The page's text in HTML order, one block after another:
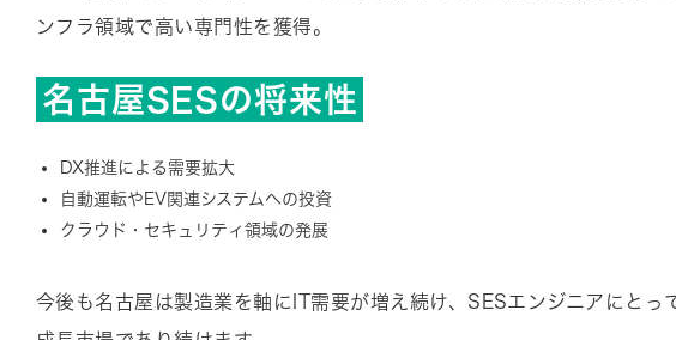
ンフラ領域で高い専門性を獲得。
名古屋SESの将来性
DX推進による需要拡大
自動運転やEV関連システムへの投資
クラウド・セキュリティ領域の発展
今後も名古屋は製造業を軸にIT需要が増え続け、SESエンジニアにとっ